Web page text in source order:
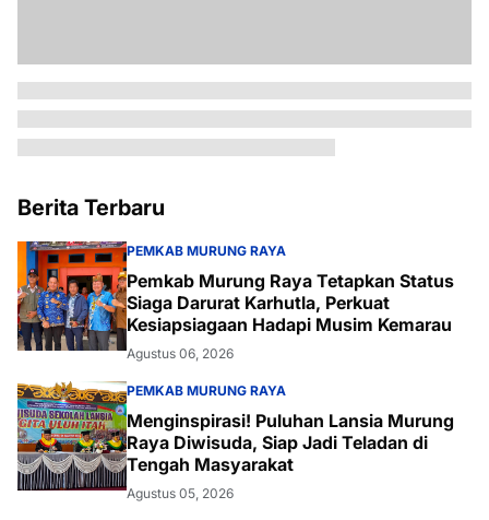
Berita Terbaru
PEMKAB MURUNG RAYA
Pemkab Murung Raya Tetapkan Status
Siaga Darurat Karhutla, Perkuat
Kesiapsiagaan Hadapi Musim Kemarau
Agustus 06, 2026
PEMKAB MURUNG RAYA
Menginspirasi! Puluhan Lansia Murung
Raya Diwisuda, Siap Jadi Teladan di
Tengah Masyarakat
Agustus 05, 2026